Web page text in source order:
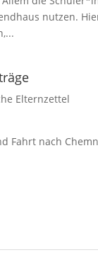
nutzen.
Elternzettel
Fahrt nach